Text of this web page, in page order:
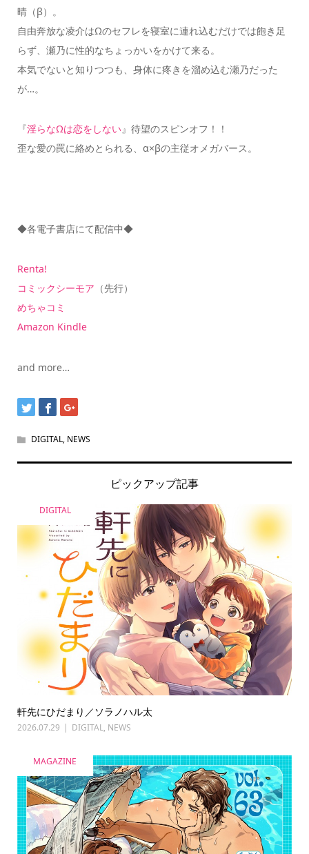
晴（β）。
自由奔放な凌介はΩのセフレを寝室に連れ込むだけでは飽き足
らず、瀬乃に性的なちょっかいをかけて来る。
本気でないと知りつつも、身体に疼きを溜め込む瀬乃だった
が…。
『淫らなΩは恋をしない』待望のスピンオフ！！
歪な愛の罠に絡めとられる、α×βの主従オメガバース。
◆各電子書店にて配信中◆
Renta!
コミックシーモア （先行）
めちゃコミ
Amazon Kindle
and more…
DIGITAL, NEWS
ピックアップ記事
DIGITAL
軒先にひだまり／ソラノハル太
2026.07.29 DIGITAL, NEWS
MAGAZINE